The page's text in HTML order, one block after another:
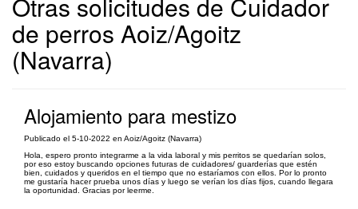
de perros Aoiz/Agoitz
(Navarra)
Alojamiento para mestizo
Publicado el 5-10-2022 en Aoiz/Agoitz (Navarra)
Hola, espero pronto integrarme a la vida laboral y mis perritos se quedarían solos,
por eso estoy buscando opciones futuras de cuidadores/ guarderías que estén
bien, cuidados y queridos en el tiempo que no estaríamos con ellos. Por lo pronto
me gustaría hacer prueba unos días y luego se verían los días fijos, cuando llegara
la oportunidad. Gracias por leerme.